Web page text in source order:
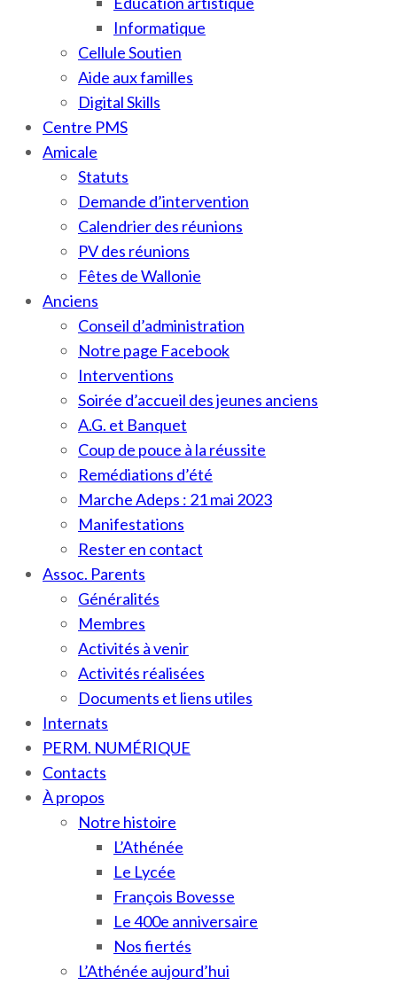
Informatique
Cellule Soutien
Aide aux familles
Digital Skills
Centre PMS
Amicale
Statuts
Demande d’intervention
Calendrier des réunions
PV des réunions
Fêtes de Wallonie
Anciens
Conseil d’administration
Notre page Facebook
Interventions
Soirée d’accueil des jeunes anciens
A.G. et Banquet
Coup de pouce à la réussite
Remédiations d’été
Marche Adeps : 21 mai 2023
Manifestations
Rester en contact
Assoc. Parents
Généralités
Membres
Activités à venir
Activités réalisées
Documents et liens utiles
Internats
PERM. NUMÉRIQUE
Contacts
À propos
Notre histoire
L’Athénée
Le Lycée
François Bovesse
Le 400e anniversaire
Nos fiertés
L’Athénée aujourd’hui